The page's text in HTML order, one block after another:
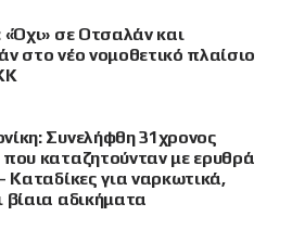
«Όχι» σε Οτσαλάν και
στο νέο νομοθετικό πλαίσιο
Συνελήφθη 31χρονος
καταζητούνταν με ερυθρά
Καταδίκες για ναρκωτικά,
βίαια αδικήματα